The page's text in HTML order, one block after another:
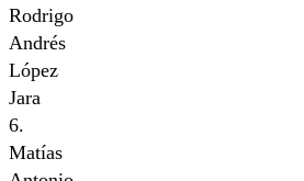
Rodrigo
Andrés
López
Jara
6.
Matías